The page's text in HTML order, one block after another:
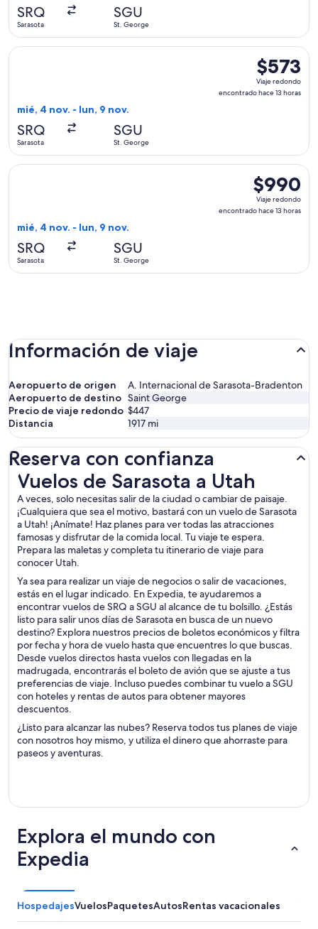
SRQ
Sarasota
SGU
St. George
$573
Viaje
redondo,
$573
Viaje redondo
encontrado hace 13 horas
mié, 4 nov. - lun, 9 nov.
SRQ
Sarasota
SGU
St. George
Seleccionar vuelo de American Airlines, con salida el mié,
$990
Viaje
redondo,
$990
Viaje redondo
encontrado hace 13 horas
mié, 4 nov. - lun, 9 nov.
SRQ
Sarasota
SGU
St. George
Seleccionar vuelo de United, con salida el mié, 4 nov.
Información de viaje
Aeropuerto de origen
A. Internacional de Sarasota-Bradenton
Aeropuerto de destino Saint George
Precio de viaje redondo $447
Distancia
1917 mi
Reserva con confianza
Vuelos de Sarasota a Utah
A veces, solo necesitas salir de la ciudad o cambiar de paisaje.
¡Cualquiera que sea el motivo, bastará con un vuelo de Sarasota
a Utah! ¡Anímate! Haz planes para ver todas las atracciones
famosas y disfrutar de la comida local. Tu viaje te espera.
Prepara las maletas y completa tu itinerario de viaje para
conocer Utah.
Ya sea para realizar un viaje de negocios o salir de vacaciones,
estás en el lugar indicado. En Expedia, te ayudaremos a
encontrar vuelos de SRQ a SGU al alcance de tu bolsillo. ¿Estás
listo para salir unos días de Sarasota en busca de un nuevo
destino? Explora nuestros precios de boletos económicos y filtra
por fecha y hora de vuelo hasta que encuentres lo que buscas.
Desde vuelos directos hasta vuelos con llegadas en la
madrugada, encontrarás el boleto de avión que se ajuste a tus
preferencias de viaje. Incluso puedes combinar tu vuelo a SGU
con hoteles y rentas de autos para obtener mayores
descuentos.
¿Listo para alcanzar las nubes? Reserva todos tus planes de viaje
con nosotros hoy mismo, y utiliza el dinero que ahorraste para
paseos y aventuras.
Vuelos de Sarasota a Utah
Explora el mundo con
Expedia
HospedajesVuelosPaquetesAutosRentas vacacionales